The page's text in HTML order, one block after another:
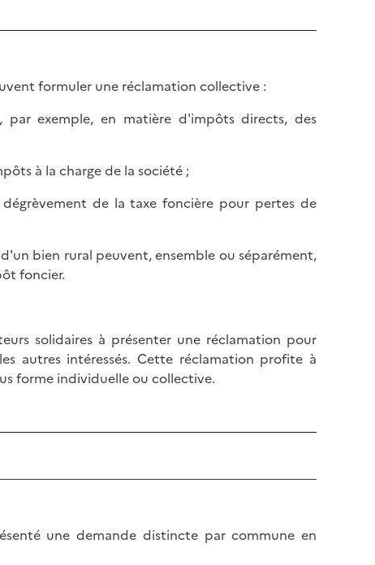
formuler une réclamation collective :
exemple, en matière d'impôts directs, des
à la charge de la société ;
de la taxe foncière pour pertes de
bien rural peuvent, ensemble ou séparément,
foncier.
solidaires à présenter une réclamation pour
autres intéressés. Cette réclamation profite à
forme individuelle ou collective.
une demande distincte par commune en